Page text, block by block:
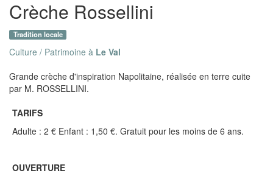
Crèche Rossellini
Tradition locale
Culture / Patrimoine à Le Val
Grande crèche d'inspiration Napolitaine, réalisée en terre cuite
par M. ROSSELLINI.
TARIFS
Adulte : 2 € Enfant : 1,50 €. Gratuit pour les moins de 6 ans.
OUVERTURE